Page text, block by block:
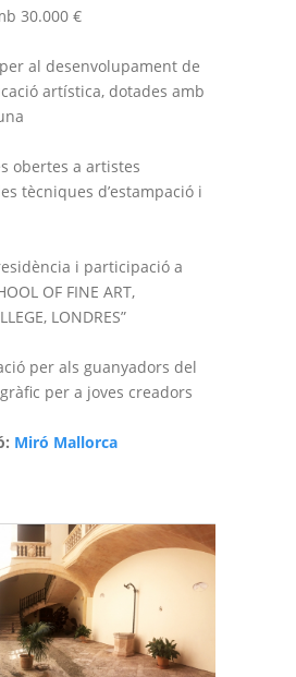
30.000 €
al desenvolupament de
artística, dotades amb
obertes a artistes
tècniques d’estampació i
i participació a
OF FINE ART,
LONDRES”
per als guanyadors del
per a joves creadors
Miró Mallorca